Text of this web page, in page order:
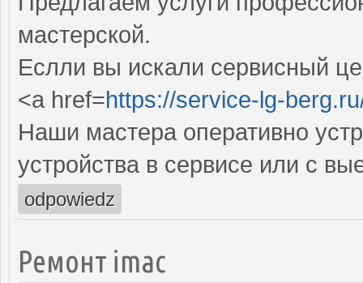
мастерской.
Еслли вы искали сервисный
<a href=https://service-lg-
Наши мастера оперативно
устройства в сервисе или с
odpowiedz
Ремонт imac